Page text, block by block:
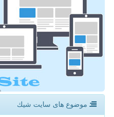
موضوع های سایت شیك